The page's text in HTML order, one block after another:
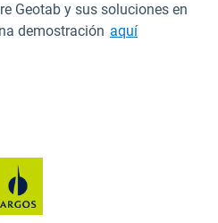
Geotab y sus soluciones en
demostración aquí